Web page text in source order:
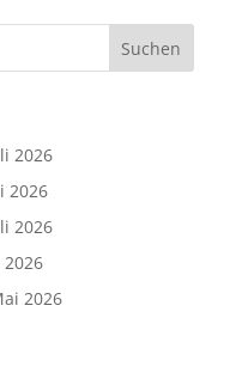
2026
2026
2026
2026
2026